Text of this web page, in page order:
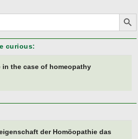
Search
curious:
in the case of homeopathy
der Homöopathie das